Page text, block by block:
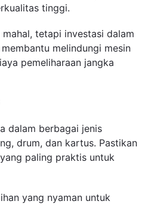
tinggi.
tetapi investasi dalam
melindungi mesin
pemeliharaan jangka
dalam berbagai jenis
drum, dan kartus. Pastikan
paling praktis untuk
yang nyaman untuk